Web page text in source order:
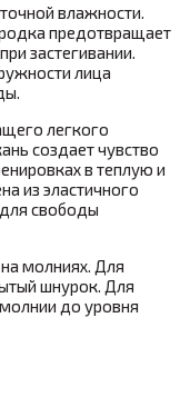
влажности.
предотвращает
застегивании.
лица
легкого
создает чувство
в теплую и
из эластичного
свободы
молниях. Для
шнурок. Для
до уровня